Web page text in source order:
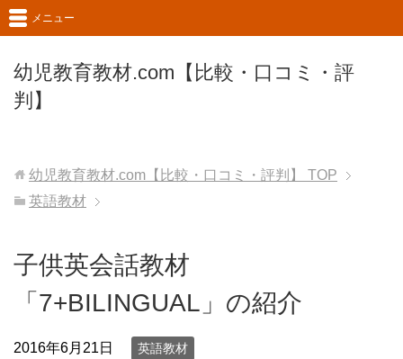
幼児教育教材.com【比較・口コミ・評
判】
メニュー
幼児教育教材.com【比較・口コミ・評判】
TOP
英語教材
子供英会話教材
「7+BILINGUAL」の紹介
2016年6月21日 英語教材